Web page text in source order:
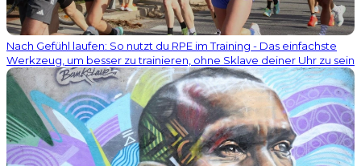
Nach Gefühl laufen: So nutzt du RPE im Training - Das einfachste
Werkzeug, um besser zu trainieren, ohne Sklave deiner Uhr zu sein